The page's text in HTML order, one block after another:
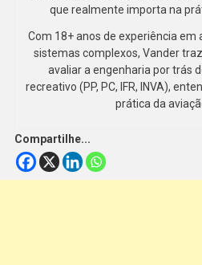
que realmente importa na
Com 18+ anos de experiência em
sistemas complexos, Vander
avaliar a engenharia por trás
recreativo (PP, PC, IFR, INVA),
prática da
Compartilhe...